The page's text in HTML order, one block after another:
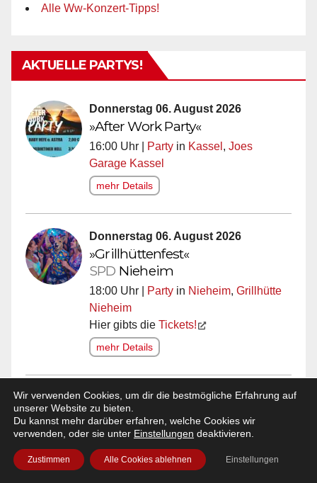
Alle Ww-Konzert-Tipps!
AKTUELLE PARTYS!
Donnerstag 06. August 2026
»After Work Party«
16:00 Uhr | Party in Kassel , Joes
Garage Kassel
mehr Details
Donnerstag 06. August 2026
»Grillhüttenfest«
SPD Nieheim
18:00 Uhr | Party in Nieheim, Grillhütte
Nieheim
Hier gibts die Tickets!
mehr Details
Donnerstag 06. August 2026
»Karaoke Comeback!«
19:00 Uhr |KaraokeinPaderborn
Weekend Paderborn
Wir verwenden Cookies, um dir die bestmögliche Erfahrung auf
unserer Website zu bieten.
Du kannst mehr darüber erfahren, welche Cookies wir
verwenden, oder sie unter Einstellungen deaktivieren.
Zustimmen Alle Cookies ablehnen Einstellungen